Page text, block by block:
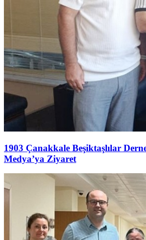
1903 Çanakkale Beşiktaşlılar
Medya’ya Ziyaret